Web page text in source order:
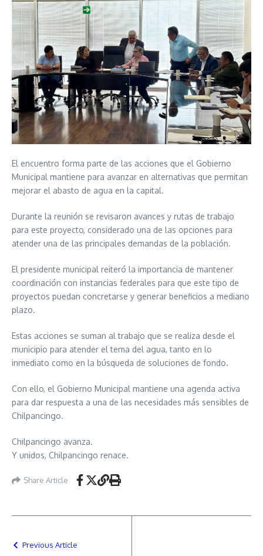
El encuentro forma parte de las acciones que el Gobierno
Municipal mantiene para avanzar en alternativas que permitan
mejorar el abasto de agua en la capital.
Durante la reunión se revisaron avances y rutas de trabajo
para este proyecto, considerado una de las opciones para
atender una de las principales demandas de la población.
El presidente municipal reiteró la importancia de mantener
coordinación con instancias federales para que este tipo de
proyectos puedan concretarse y generar beneficios a mediano
plazo.
Estas acciones se suman al trabajo que se realiza desde el
municipio para atender el tema del agua, tanto en lo
inmediato como en la búsqueda de soluciones de fondo.
Con ello, el Gobierno Municipal mantiene una agenda activa
para dar respuesta a una de las necesidades más sensibles de
Chilpancingo.
Chilpancingo avanza.
Y unidos, Chilpancingo renace.
Share Article
Previous Article